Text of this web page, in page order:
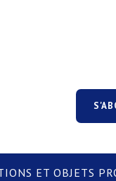
ET OBJETS